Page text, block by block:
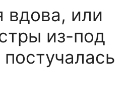
вдова, или
из-под